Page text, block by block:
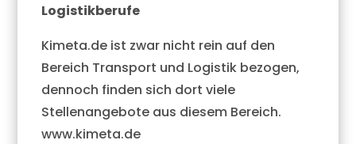
Logistikberufe
Kimeta.de ist zwar nicht rein auf den
Bereich Transport und Logistik bezogen,
dennoch finden sich dort viele
Stellenangebote aus diesem Bereich.
www.kimeta.de